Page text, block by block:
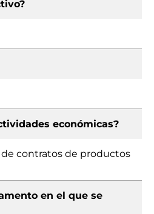
económicas?
contratos de productos
en el que se